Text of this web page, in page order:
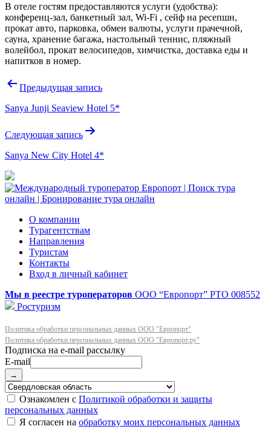
В отеле гостям предоставляются услуги (удобства):
конференц-зал, банкетный зал, Wi-Fi , сейф на ресепшн,
прокат авто, парковка, обмен валюты, услуги прачечной,
сауна, хранение багажа, настольный теннис, пляжный
волейбол, прокат велосипедов, химчистка, доставка еды и
напитков в номер.
Навигация
записям
Предыдущая запись
Sanya Junji Seaview Hotel 5*
Следующая запись
Sanya New City Hotel 4*
О компании
Турагентствам
Направления
Туристам
Контакты
Вход в личный кабинет
Мы в реестре туроператоров ООО “Европорт” РТО 008552
Ростуризм
Политика обработки персональных данных ООО "Европорт"
Политика обработки персональных данных ООО "Европорт.ру"
E-mail
→
Ознакомлен с Политикой обработки и защиты
персональных данных
Я согласен на обработку моих персональных данных